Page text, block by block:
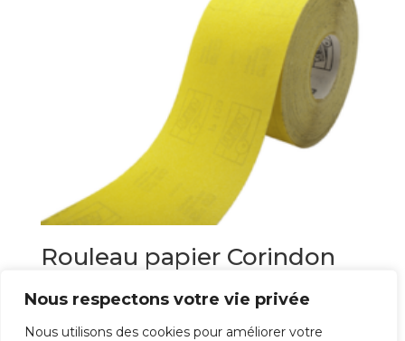
Nous respectons votre vie privée
Nous utilisons des cookies pour améliorer votre
Rouleau papier Corindon